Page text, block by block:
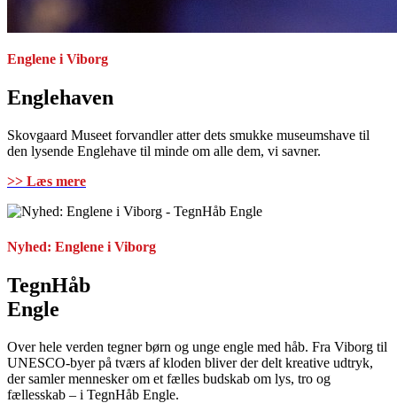
Englene i Viborg
Englehaven
Skovgaard Museet forvandler atter dets smukke museumshave til
den lysende Englehave til minde om alle dem, vi savner.
>> Læs mere
Nyhed: Englene i Viborg
TegnHåb
Engle
Over hele verden tegner børn og unge engle med håb. Fra Viborg til
UNESCO-byer på tværs af kloden bliver der delt kreative udtryk,
der samler mennesker om et fælles budskab om lys, tro og
fællesskab – i TegnHåb Engle.